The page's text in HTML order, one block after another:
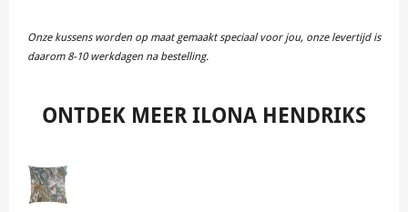
Onze kussens worden op maat gemaakt speciaal voor jou, onze levertijd is
daarom 8-10 werkdagen na bestelling.
ONTDEK MEERILONA HENDRIKS